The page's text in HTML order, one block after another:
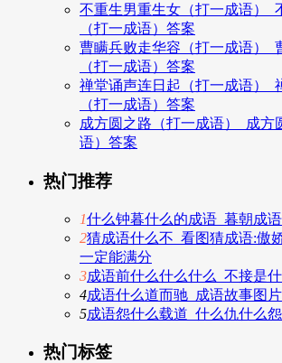
不重生男重生女（打一成语）_
（打一成语）答案
曹瞒兵败走华容（打一成语）_
（打一成语）答案
禅堂诵声连日起（打一成语）_
（打一成语）答案
成方圆之路（打一成语）_成方
语）答案
热门推荐
1什么钟暮什么的成语_暮朝成语
2猜成语什么不_看图猜成语:傲
一定能满分
3成语前什么什么什么_不接是
4成语什么道而驰_成语故事图片
5成语怨什么载道_什么仇什么
热门标签